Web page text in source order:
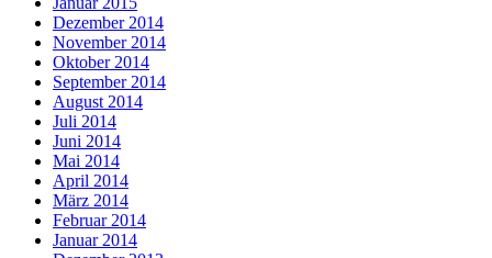
Dezember 2014
November 2014
Oktober 2014
September 2014
August 2014
Juli 2014
Juni 2014
Mai 2014
April 2014
März 2014
Februar 2014
Januar 2014